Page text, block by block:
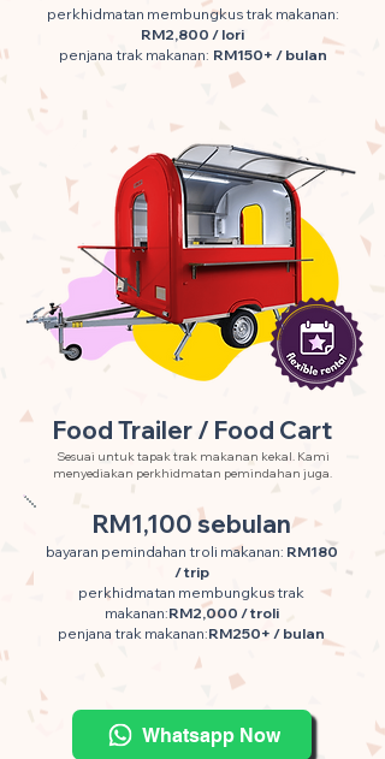
perkhidmatan membungkus trak makanan:
RM2,800 / lori
penjana trak makanan: RM150+ / bulan
Food Trailer / Food Cart
Sesuai untuk tapak trak makanan kekal. Kami
menyediakan perkhidmatan pemindahan juga.
RM1,100 sebulan
bayaran pemindahan troli makanan: RM180
/ trip
perkhidmatan membungkus trak
makanan:RM2,000 / troli
penjana trak makanan:RM250+ / bulan
Whatsapp Now